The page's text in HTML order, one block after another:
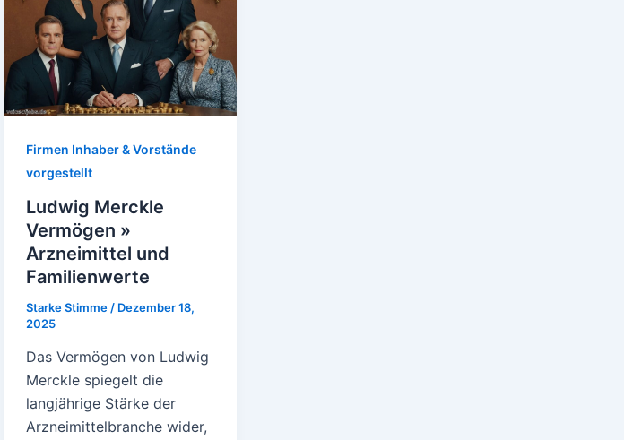
Firmen Inhaber & Vorstände
vorgestellt
Ludwig Merckle
Vermögen »
Arzneimittel und
Familienwerte
Starke Stimme / Dezember 18,
2025
Das Vermögen von Ludwig
Merckle spiegelt die
langjährige Stärke der
Arzneimittelbranche wider,